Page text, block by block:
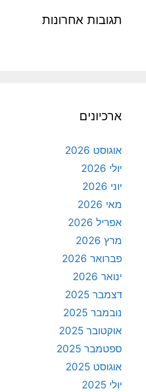
תגובות אחרונות
ארכיונים
אוגוסט 2026
יולי 2026
יוני 2026
מאי 2026
אפריל 2026
מרץ 2026
פברואר 2026
ינואר 2026
דצמבר 2025
נובמבר 2025
אוקטובר 2025
ספטמבר 2025
אוגוסט 2025
יולי 2025